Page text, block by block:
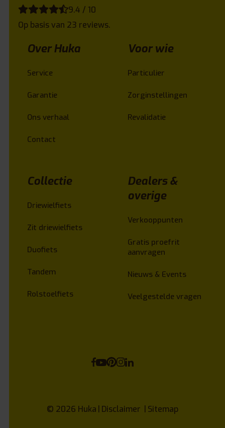
9.4 / 10
Op basis van 23 reviews.
Over Huka
Service
Garantie
Ons verhaal
Contact
Voor wie
Particulier
Zorginstellingen
Revalidatie
Collectie
Driewielfiets
Zit driewielfiets
Duofiets
Tandem
Rolstoelfiets
Dealers &
overige
Verkooppunten
Gratis proefrit
aanvragen
Nieuws & Events
Veelgestelde vragen
© 2026 Huka Disclaimer Sitemap